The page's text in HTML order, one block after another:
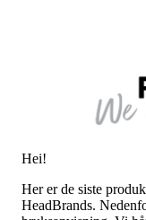
Hei!
Her er de siste
HeadBrands.